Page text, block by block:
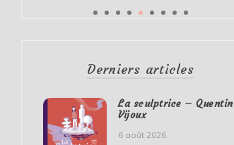
Derniers articles
La sculptrice – Quentin
Vijoux
6 août 2026